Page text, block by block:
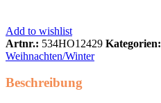
Add to wishlist
Artnr.: 534HO12429 Kategorien:
Weihnachten/Winter
Beschreibung